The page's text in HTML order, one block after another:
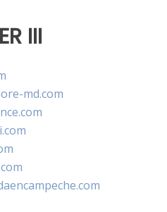
III
md.com